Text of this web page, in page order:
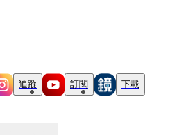
追蹤 訂閱 下載